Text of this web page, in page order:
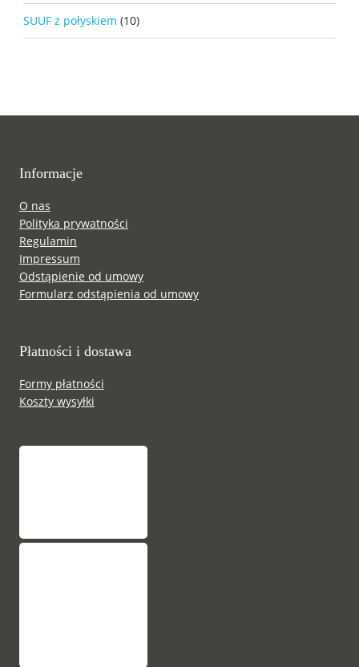
SUUF z połyskiem (10)
Informacje
O nas
Polityka prywatności
Regulamin
Impressum
Odstąpienie od umowy
Formularz odstąpienia od umowy
Płatności i dostawa
Formy płatności
Koszty wysyłki